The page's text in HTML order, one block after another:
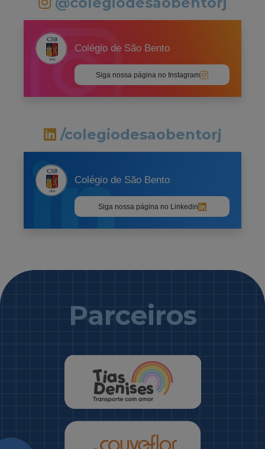
Colégio de São Bento
Siga nossa página no Instagram
/colegiodesaobentorj
Colégio de São Bento
Siga nossa página no Linkedin
Parceiros